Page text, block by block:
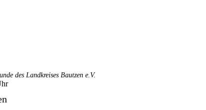
des Landkreises Bautzen e.V.